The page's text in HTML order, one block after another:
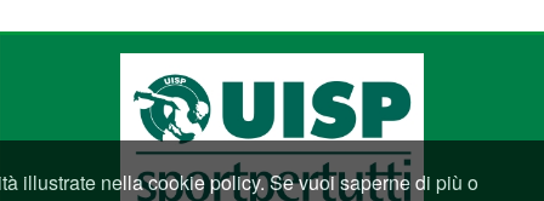
illustrate nella cookie policy. Se vuoi saperne di più o